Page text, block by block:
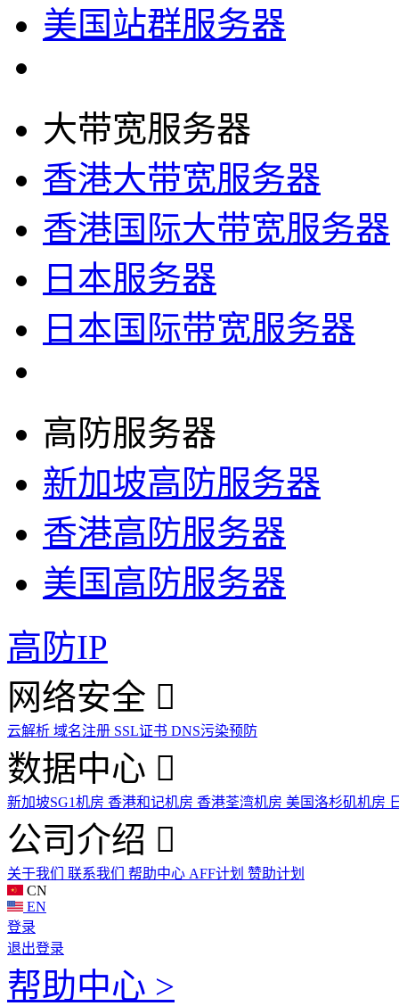
美国站群服务器
大带宽服务器
香港大带宽服务器
香港国际大带宽服务器
日本服务器
日本国际带宽服务器
高防服务器
新加坡高防服务器
香港高防服务器
美国高防服务器
高防IP
网络安全
云解析 域名注册 SSL证书 DNS污染预防
数据中心
新加坡SG1机房 香港和记机房 香港荃湾机房 美国洛杉矶机房
公司介绍
关于我们 联系我们 帮助中心 AFF计划 赞助计划
CN
EN
登录
退出登录
帮助中心 >